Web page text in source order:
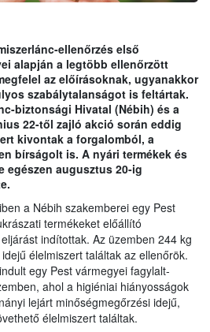
ellenőrzés első
alapján a legtöbb ellenőrzött
az előírásoknak, ugyanakkor
szabálytalanságot is feltártak.
biztonsági Hivatal (Nébih) és a
22-től zajló akció során eddig
kivontak a forgalomból, a
bírságolt is. A nyári termékek és
egészen augusztus 20-ig
a Nébih szakemberei egy Pest
termékeket előállító
indítottak. Az üzemben 244 kg
élelmiszert találtak az ellenőrök.
egy Pest vármegyei fagylalt-
ahol a higiéniai hiányosságok
lejárt minőségmegőrzési idejű,
élelmiszert találtak.